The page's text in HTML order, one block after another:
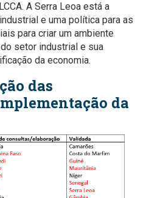
A Serra Leoa está a
e uma política para as
para criar um ambiente
setor industrial e sua
da economia.
das
da